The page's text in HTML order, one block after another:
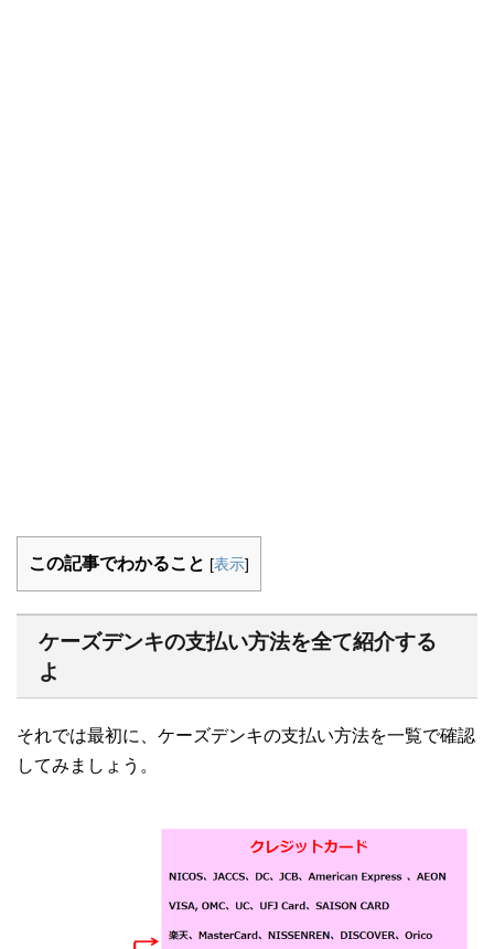
この記事でわかること [表示]
ケーズデンキの支払い方法を全て紹介する
よ
それでは最初に、ケーズデンキの支払い方法を一覧で確認
してみましょう。